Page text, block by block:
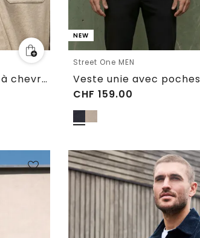
Surchemise avec structure à chevrons
NEW
Street One MEN
Veste unie avec poches
CHF 159.00